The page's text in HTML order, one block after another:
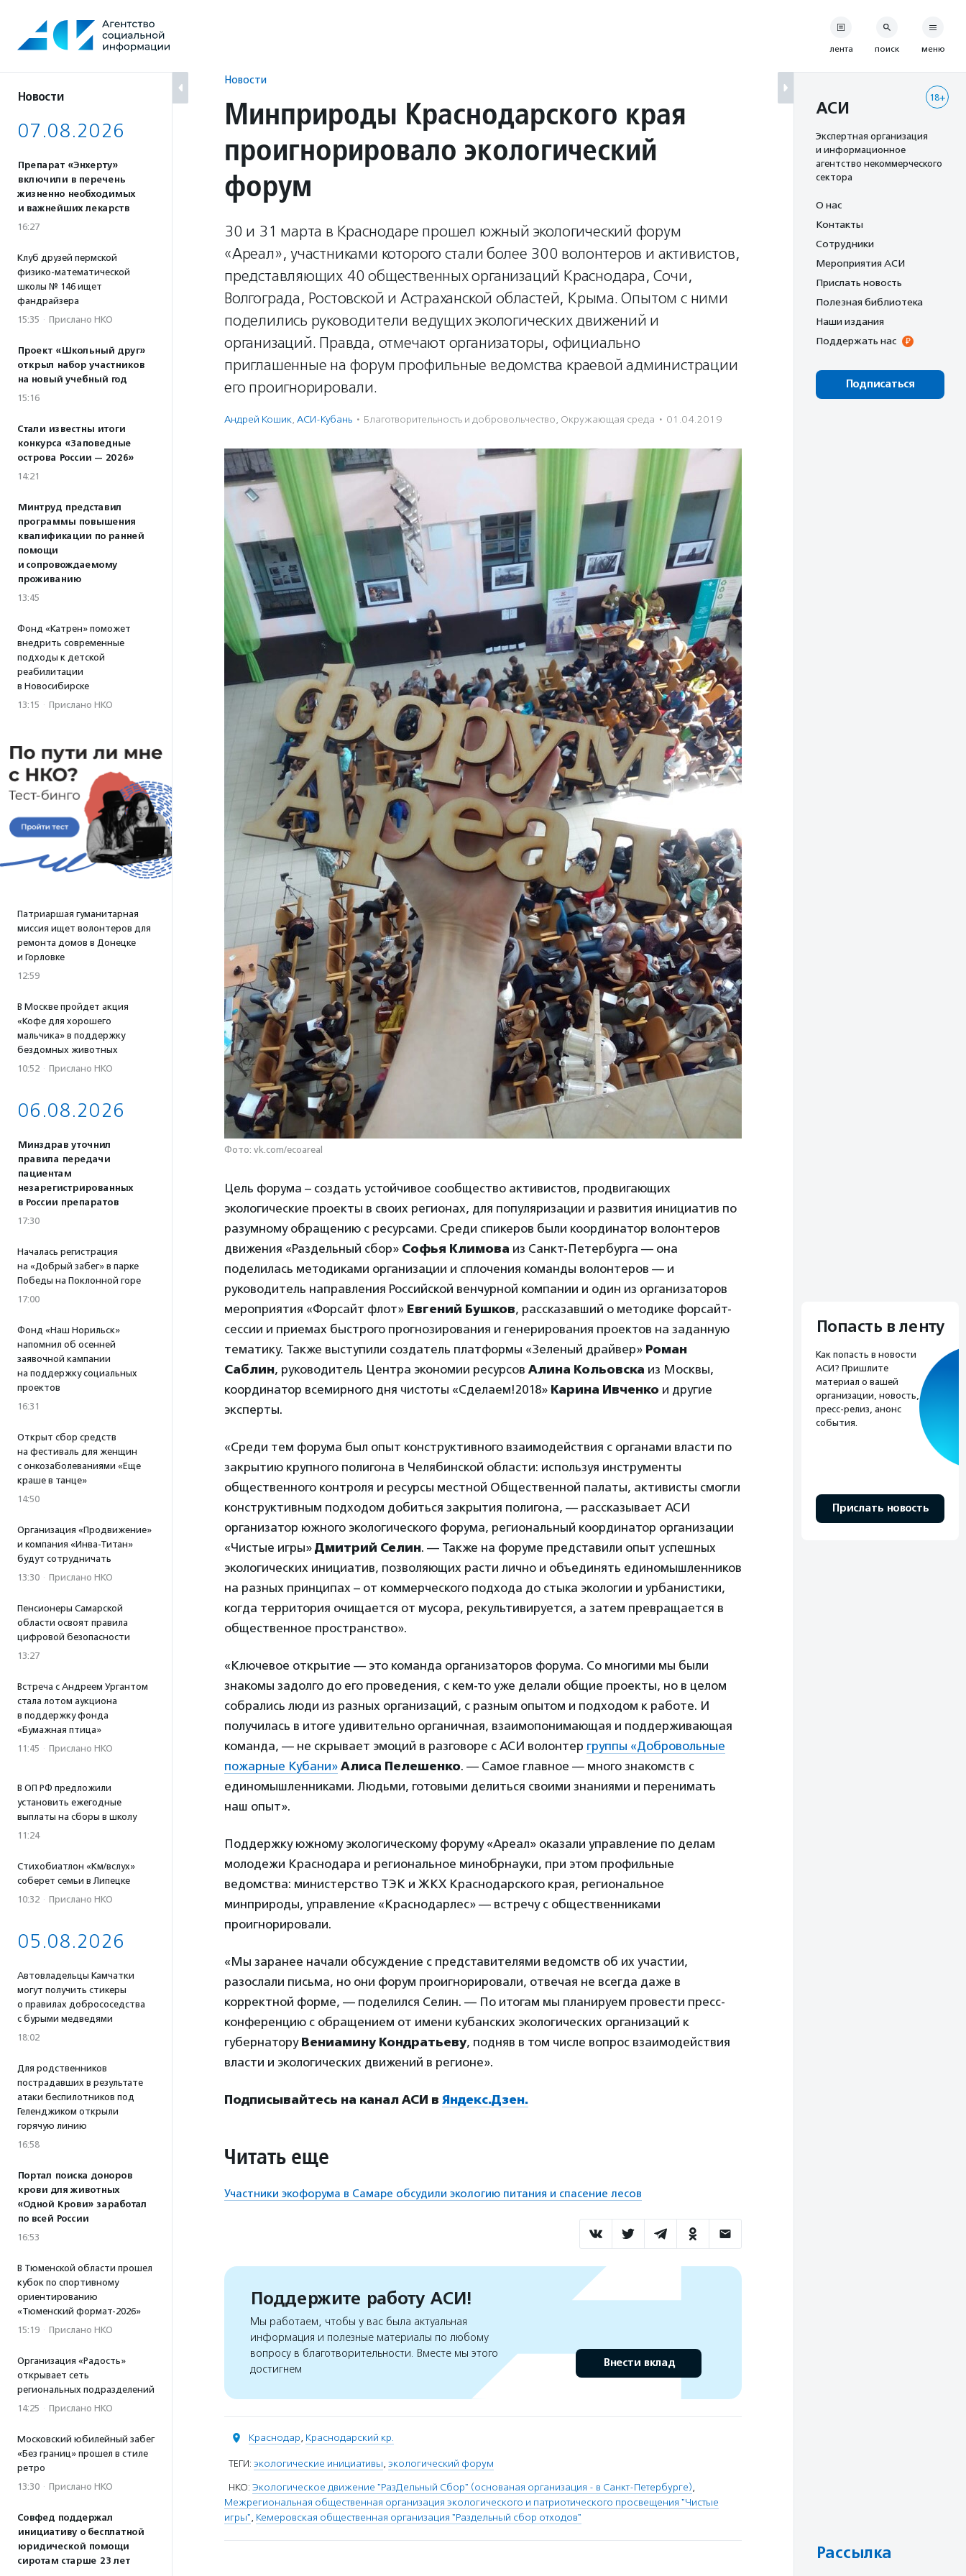
содержанию
Новости
07.08.2026
Препарат «Энхерту»
включили в перечень
жизненно необходимых
и важнейших лекарств
16:27
Клуб друзей пермской
физико-математической
школы № 146 ищет
фандрайзера
15:35 · Прислано НКО
Проект «Школьный друг»
открыл набор участников
на новый учебный год
15:16
Стали известны итоги
конкурса «Заповедные
острова России — 2026»
14:21
Минтруд представил
программы повышения
квалификации по ранней
помощи
и сопровождаемому
проживанию
13:45
Фонд «Катрен» поможет
внедрить современные
подходы к детской
реабилитации
в Новосибирске
13:15 · Прислано НКО
Патриаршая гуманитарная
миссия ищет волонтеров для
ремонта домов в Донецке
и Горловке
12:59
В Москве пройдет акция
«Кофе для хорошего
мальчика» в поддержку
бездомных животных
10:52 · Прислано НКО
06.08.2026
Минздрав уточнил
правила передачи
пациентам
незарегистрированных
в России препаратов
17:30
Началась регистрация
на «Добрый забег» в парке
Победы на Поклонной горе
17:00
Фонд «Наш Норильск»
напомнил об осенней
заявочной кампании
на поддержку социальных
проектов
16:31
Открыт сбор средств
на фестиваль для женщин
с онкозаболеваниями «Еще
краше в танце»
14:50
Организация «Продвижение»
и компания «Инва-Титан»
будут сотрудничать
13:30 · Прислано НКО
Пенсионеры Самарской
области освоят правила
цифровой безопасности
13:27
Встреча с Андреем Ургантом
стала лотом аукциона
в поддержку фонда
«Бумажная птица»
11:45 · Прислано НКО
В ОП РФ предложили
установить ежегодные
выплаты на сборы в школу
11:24
Стихобиатлон «Км/вслух»
соберет семьи в Липецке
10:32 · Прислано НКО
05.08.2026
Автовладельцы Камчатки
могут получить стикеры
о правилах добрососедства
с бурыми медведями
18:02
Для родственников
пострадавших в результате
атаки беспилотников под
Геленджиком открыли
горячую линию
16:58
Портал поиска доноров
крови для животных
«Одной Крови» заработал
по всей России
16:53
В Тюменской области прошел
кубок по спортивному
ориентированию
«Тюменский формат-2026»
15:19 · Прислано НКО
Организация «Радость»
открывает сеть
региональных подразделений
14:25 · Прислано НКО
Московский юбилейный забег
«Без границ» прошел в стиле
ретро
13:30 · Прислано НКО
Совфед поддержал
инициативу о бесплатной
юридической помощи
сиротам старше 23 лет
Новости
Минприроды Краснодарского края
проигнорировало экологический
форум
30 и 31 марта в Краснодаре прошел южный экологический форум
«Ареал», участниками которого стали более 300 волонтеров и активистов,
представляющих 40 общественных организаций Краснодара, Сочи,
Волгограда, Ростовской и Астраханской областей, Крыма. Опытом с ними
поделились руководители ведущих экологических движений и
организаций. Правда, отмечают организаторы, официально
приглашенные на форум профильные ведомства краевой администрации
его проигнорировали.
Андрей Кошик, АСИ-Кубань · Благотвори­тель­ность и доброволь­чест­во, Окружающая среда · 01.04.2019
Фото: vk.com/ecoareal
Цель форума – создать устойчивое сообщество активистов, продвигающих
экологические проекты в своих регионах, для популяризации и развития инициатив по
разумному обращению с ресурсами. Среди спикеров были координатор волонтеров
движения «Раздельный сбор» Софья Климова из Санкт-Петербурга — она
поделилась методиками организации и сплочения команды волонтеров — и
руководитель направления Российской венчурной компании и один из организаторов
мероприятия «Форсайт флот» Евгений Бушков, рассказавший о методике форсайт-
сессии и приемах быстрого прогнозирования и генерирования проектов на заданную
тематику. Также выступили создатель платформы «Зеленый драйвер» Роман
Саблин, руководитель Центра экономии ресурсов Алина Кольовска из Москвы,
координатор всемирного дня чистоты «Сделаем!2018» Карина Ивченко и другие
эксперты.
«Среди тем форума был опыт конструктивного взаимодействия с органами власти по
закрытию крупного полигона в Челябинской области: используя инструменты
общественного контроля и ресурсы местной Общественной палаты, активисты смогли
конструктивным подходом добиться закрытия полигона, — рассказывает АСИ
организатор южного экологического форума, региональный координатор организации
«Чистые игры» Дмитрий Селин. — Также на форуме представили опыт успешных
экологических инициатив, позволяющих расти лично и объединять единомышленников
на разных принципах – от коммерческого подхода до стыка экологии и урбанистики,
когда территория очищается от мусора, рекультивируется, а затем превращается в
общественное пространство».
«Ключевое открытие — это команда организаторов форума. Со многими мы были
знакомы задолго до его проведения, с кем-то уже делали общие проекты, но в целом
собрались люди из разных организаций, с разным опытом и подходом к работе. И
получилась в итоге удивительно органичная, взаимопонимающая и поддерживающая
команда, — не скрывает эмоций в разговоре с АСИ волонтер группы «Добровольные
пожарные Кубани» Алиса Пелешенко. — Самое главное — много знакомств с
единомышленниками. Людьми, готовыми делиться своими знаниями и перенимать
наш опыт».
Поддержку южному экологическому форуму «Ареал» оказали управление по делам
молодежи Краснодара и региональное минобрнауки, при этом профильные
ведомства: министерство ТЭК и ЖКХ Краснодарского края, региональное
минприроды, управление «Краснодарлес» — встречу с общественниками
проигнорировали.
«Мы заранее начали обсуждение с представителями ведомств об их участии,
разослали письма, но они форум проигнорировали, отвечая не всегда даже в
корректной форме, — поделился Селин. — По итогам мы планируем провести пресс-
конференцию с обращением от имени кубанских экологических организаций к
губернатору Вениамину Кондратьеву, подняв в том числе вопрос взаимодействия
власти и экологических движений в регионе».
Подписывайтесь на канал АСИ в Яндекс.Дзен.
Читать еще
Участники экофорума в Самаре обсудили экологию питания и спасение лесов
Поддержите работу АСИ!
Мы работаем, чтобы у вас была актуальная
информация и полезные материалы по любому
вопросу в благотворительности. Вместе мы этого
достигнем
Внести вклад
Краснодар, Краснодарский кр.
ТЕГИ: экологические инициативы, экологический форум
НКО: Экологическое движение "РазДельный Сбор" (основаная организация - в Санкт-Петербурге),
Межрегиональная общественная организация экологического и патриотического просвещения "Чистые
игры", Кемеровская общественная организация "Раздельный сбор отходов"
лента поиск меню
18+
АСИ
Экспертная организация
и информационное
агентство некоммерческого
сектора
О нас
Контакты
Сотрудники
Мероприятия АСИ
Прислать новость
Полезная библиотека
Наши издания
Поддержать нас
Подписаться
Попасть в ленту
Как попасть в новости
АСИ? Пришлите
материал о вашей
организации, новость,
пресс-релиз, анонс
события.
Прислать новость
Рассылка